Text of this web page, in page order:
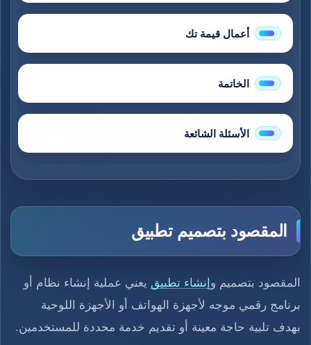
أعمال قيمة تك
الخاتمة
الأسئلة الشائعة
المقصود بتصميم تطبيق
المقصود بتصميم و إنشاء تطبيق يعني عملية إنشاء نظام أو
برنامج رقمي موجه لأجهزة الهواتف أو الأجهزة اللوحية
بهدف تلبية حاجة معينة أو تقديم خدمة محددة للمستخدمين.